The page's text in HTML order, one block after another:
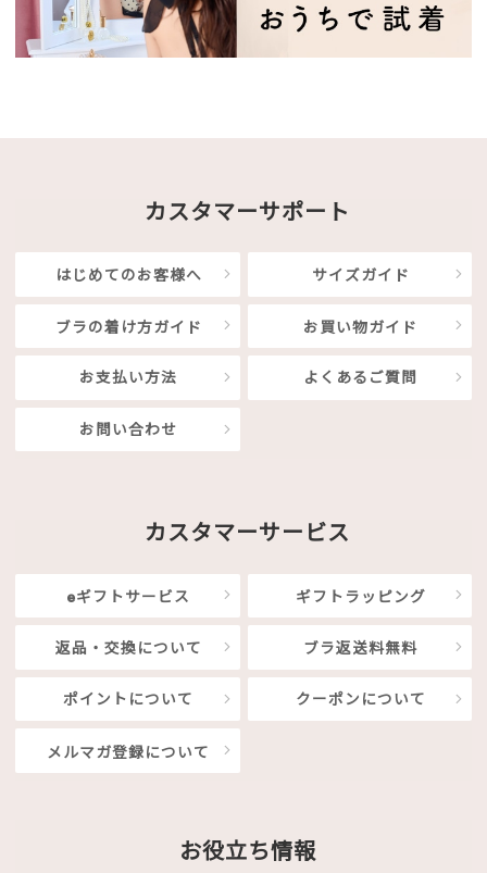
カスタマーサポート
はじめてのお客様へ サイズガイド
ブラの着け方ガイド お買い物ガイド
お支払い方法 よくあるご質問
お問い合わせ
カスタマーサービス
eギフトサービス ギフトラッピング
返品・交換について ブラ返送料無料
ポイントについて クーポンについて
メルマガ登録について
お役立ち情報